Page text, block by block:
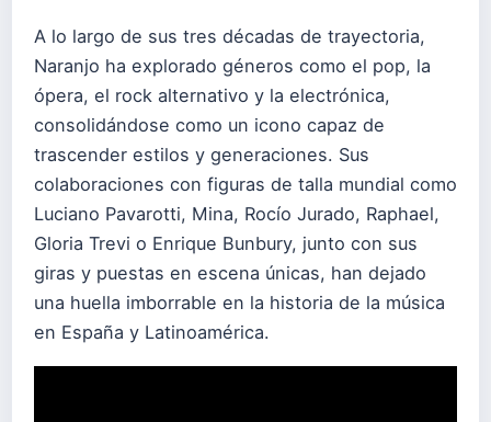
A lo largo de sus tres décadas de trayectoria,
Naranjo ha explorado géneros como el pop, la
ópera, el rock alternativo y la electrónica,
consolidándose como un icono capaz de
trascender estilos y generaciones. Sus
colaboraciones con figuras de talla mundial como
Luciano Pavarotti, Mina, Rocío Jurado, Raphael,
Gloria Trevi o Enrique Bunbury, junto con sus
giras y puestas en escena únicas, han dejado
una huella imborrable en la historia de la música
en España y Latinoamérica.